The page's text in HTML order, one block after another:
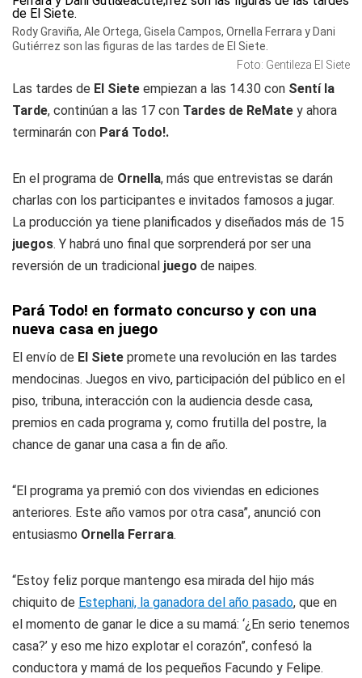
Rody Graviña, Ale Ortega, Gisela Campos, Ornella Ferrara y Dani
Gutiérrez son las figuras de las tardes de El Siete.
Foto: Gentileza El Siete
Las tardes de El Siete empiezan a las 14.30 con Sentí la
Tarde, continúan a las 17 con Tardes de ReMate y ahora
terminarán con Pará Todo!.
En el programa de Ornella, más que entrevistas se darán
charlas con los participantes e invitados famosos a jugar.
La producción ya tiene planificados y diseñados más de 15
juegos. Y habrá uno final que sorprenderá por ser una
reversión de un tradicional juego de naipes.
Pará Todo! en formato concurso y con una
nueva casa en juego
El envío de El Siete promete una revolución en las tardes
mendocinas. Juegos en vivo, participación del público en el
piso, tribuna, interacción con la audiencia desde casa,
premios en cada programa y, como frutilla del postre, la
chance de ganar una casa a fin de año.
“El programa ya premió con dos viviendas en ediciones
anteriores. Este año vamos por otra casa”, anunció con
entusiasmo Ornella Ferrara.
“Estoy feliz porque mantengo esa mirada del hijo más
chiquito de Estephani, la ganadora del año pasado, que en
el momento de ganar le dice a su mamá: ‘¿En serio tenemos
casa?’ y eso me hizo explotar el corazón”, confesó la
conductora y mamá de los pequeños Facundo y Felipe.